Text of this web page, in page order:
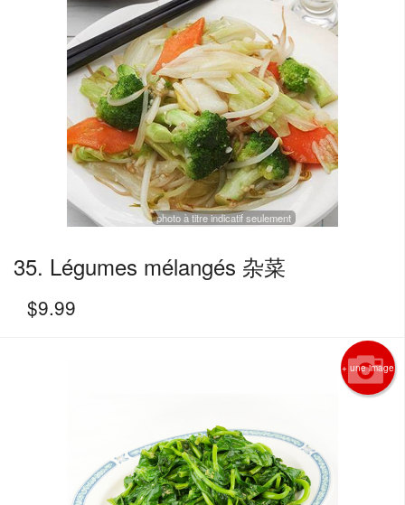
photo à titre indicatif seulement
35. Légumes mélangés 杂菜
$9.99
+ une image